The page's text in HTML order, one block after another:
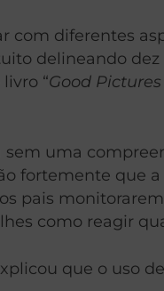
diferentes
delineando
“Good
uma
fortemente que
pais
como reagir
que o uso